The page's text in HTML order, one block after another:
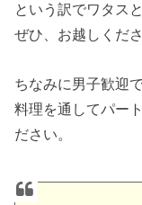
という訳でワタス
ぜひ、お越しくださ
ちなみに男子歓迎で
料理を通してパー
ださい。